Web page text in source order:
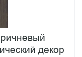
декор